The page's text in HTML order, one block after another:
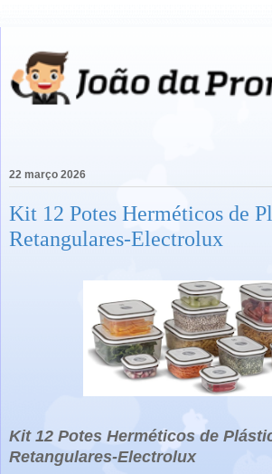
22 março 2026
Kit 12 Potes Herméticos de
Retangulares-Electrolux
Kit 12 Potes Herméticos de
Retangulares-Electrolux